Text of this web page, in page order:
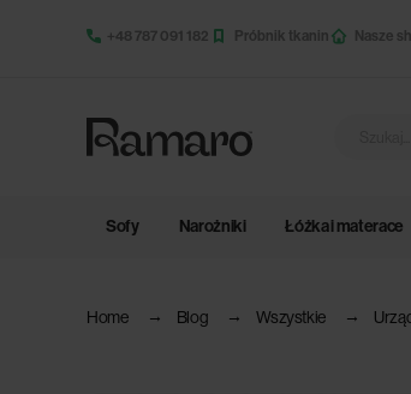
+48 787 091 182 Próbnik tkanin Nasze
Sofy Narożniki Łóżka i materace
Home Blog Wszystkie